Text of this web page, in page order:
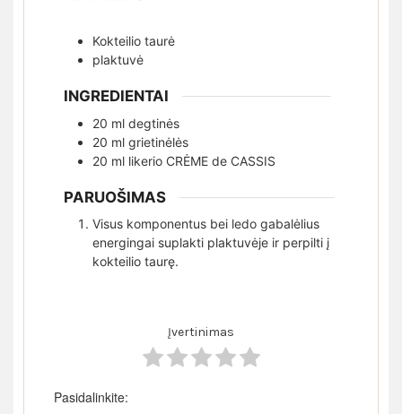
Kokteilio taurė
plaktuvė
INGREDIENTAI
20 ml degtinės
20 ml grietinėlės
20 ml likerio CRĖME de CASSIS
PARUOŠIMAS
Visus komponentus bei ledo gabalėlius
energingai suplakti plaktuvėje ir perpilti į
kokteilio taurę.
Įvertinimas
Pasidalinkite: